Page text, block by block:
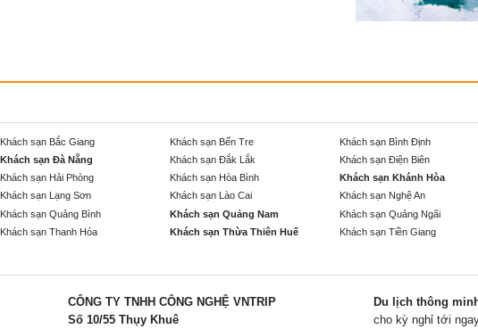
Khách sạn Bắc Giang Khách sạn Bến Tre Khách sạn Bình Định
Khách sạn Đà Nẵng Khách sạn Đắk Lắk Khách sạn Điện Biên
Khách sạn Hải Phòng Khách sạn Hòa Bình Khách sạn Khánh Hòa
Khách sạn Lạng Sơn Khách sạn Lào Cai Khách sạn Nghệ An
Khách sạn Quảng Bình Khách sạn Quảng Nam Khách sạn Quảng Ngãi
Khách sạn Thanh Hóa Khách sạn Thừa Thiên Huế Khách sạn Tiền Giang
CÔNG TY TNHH CÔNG NGHỆ VNTRIP
Số 10/55 Thụy Khuê
Du lịch thông
cho kỳ nghỉ tới